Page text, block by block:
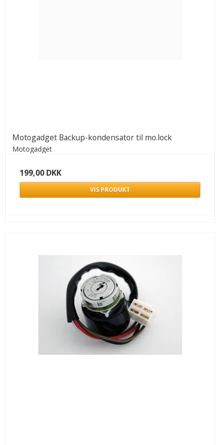
Motogadget Backup-kondensator til mo.lock
Motogadget
199,00 DKK
VIS PRODUKT